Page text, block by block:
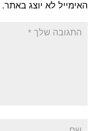
האימייל לא יוצג באתר.